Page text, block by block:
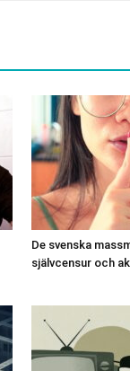
De svenska
självcensur och